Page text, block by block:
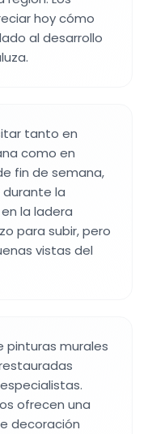
hoy cómo
al desarrollo
tanto en
como en
fin de semana,
durante la
la ladera
para subir, pero
vistas del
pinturas murales
ofrecen una
decoración